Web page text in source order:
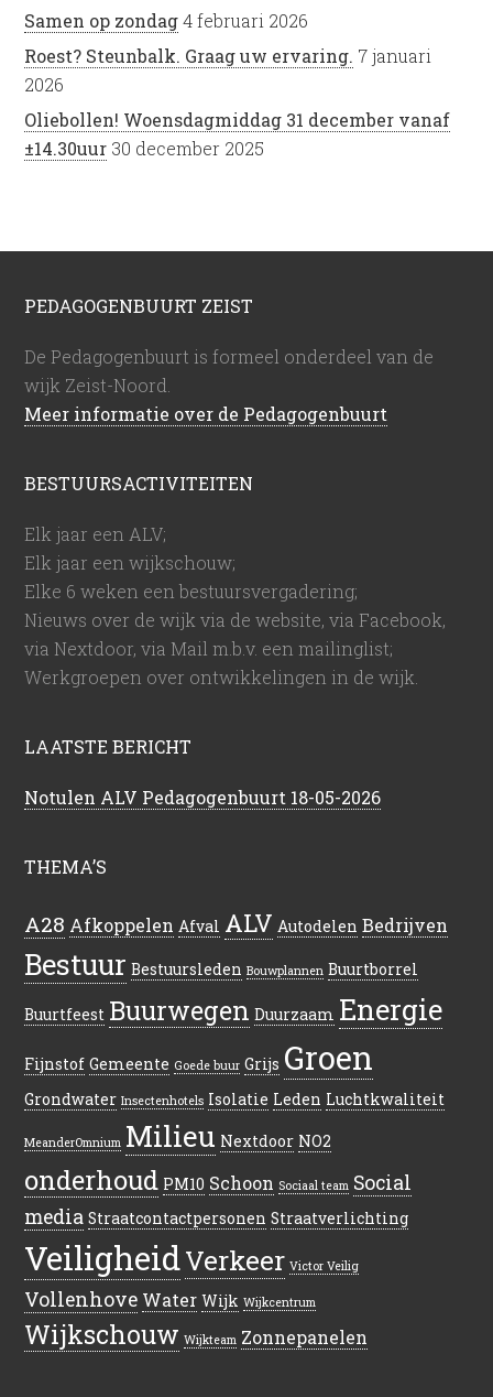
Samen op zondag 4 februari 2026
Roest? Steunbalk. Graag uw ervaring. 7 januari
2026
Oliebollen! Woensdagmiddag 31 december vanaf
±14.30uur 30 december 2025
PEDAGOGENBUURT ZEIST
De Pedagogenbuurt is formeel onderdeel van de
wijk Zeist-Noord.
Meer informatie over de Pedagogenbuurt
BESTUURSACTIVITEITEN
Elk jaar een ALV;
Elk jaar een wijkschouw;
Elke 6 weken een bestuursvergadering;
Nieuws over de wijk via de website, via Facebook,
via Nextdoor, via Mail m.b.v. een mailinglist;
Werkgroepen over ontwikkelingen in de wijk.
LAATSTE BERICHT
Notulen ALV Pedagogenbuurt 18-05-2026
THEMA’S
A28 Afkoppelen Afval ALV Autodelen Bedrijven
Bestuur Bestuursleden Bouwplannen Buurtborrel
Buurtfeest Buurwegen Duurzaam Energie
Fijnstof Gemeente Goede buur Grijs Groen
Grondwater Insectenhotels Isolatie Leden Luchtkwaliteit
MeanderOmnium Milieu Nextdoor NO2
onderhoud PM10 Schoon Sociaal team Social
media Straatcontactpersonen Straatverlichting
VeiligheidVerkeer Victor Veilig
Vollenhove Water Wijk Wijkcentrum
Wijkschouw Wijkteam Zonnepanelen